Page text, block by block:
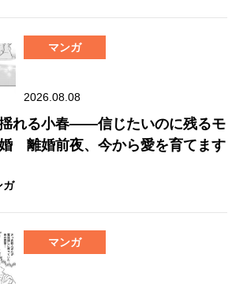
マンガ
2026.08.08
れる小春――信じたいのに残るモ
離婚前夜、今から愛を育てます
ガ
マンガ